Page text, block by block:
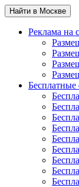
Найти в Москве
Реклама на
Бесплатные